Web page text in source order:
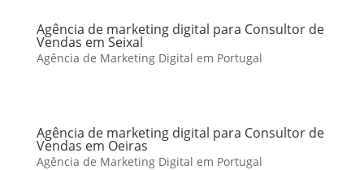
Agência de marketing digital para Consultor de
Vendas em Seixal
Agência de Marketing Digital em Portugal
Agência de marketing digital para Consultor de
Vendas em Oeiras
Agência de Marketing Digital em Portugal